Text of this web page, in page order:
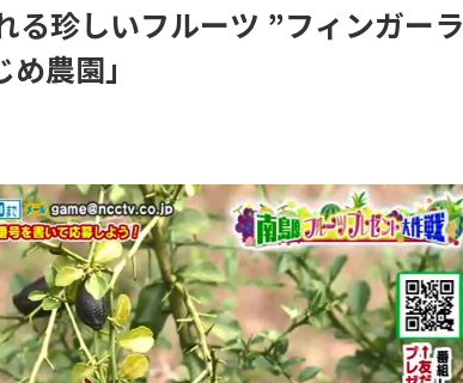
る珍しいフルーツ ”フィンガーラ
農園」